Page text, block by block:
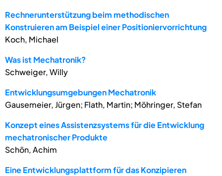
Rechnerunterstützung beim methodischen
Konstruieren am Beispiel einer Positioniervorrichtung
Koch, Michael
Was ist Mechatronik?
Schweiger, Willy
Entwicklungsumgebungen Mechatronik
Gausemeier, Jürgen; Flath, Martin; Möhringer, Stefan
Konzept eines Assistenzsystems für die Entwicklung
mechatronischer Produkte
Schön, Achim
Eine Entwicklungsplattform für das Konzipieren